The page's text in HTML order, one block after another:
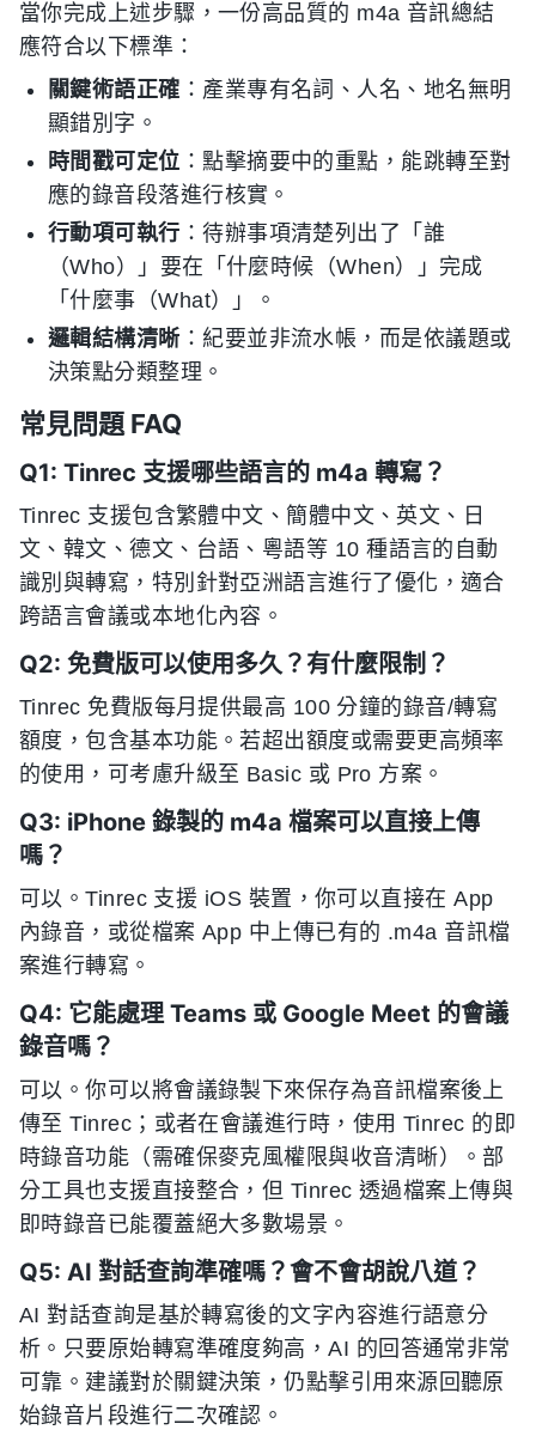
當你完成上述步驟，一份高品質的 m4a 音訊總結
應符合以下標準：
關鍵術語正確 ：產業專有名詞、人名、地名無明
顯錯別字。
時間戳可定位 ：點擊摘要中的重點，能跳轉至對
應的錄音段落進行核實。
行動項可執行 ：待辦事項清楚列出了「誰
（Who）」要在「什麼時候（When）」完成
「什麼事（What）」。
邏輯結構清晰 ：紀要並非流水帳，而是依議題或
決策點分類整理。
常見問題 FAQ
Q1: Tinrec 支援哪些語言的 m4a 轉寫？
Tinrec 支援包含繁體中文、簡體中文、英文、日
文、韓文、德文、台語、粵語等 10 種語言的自動
識別與轉寫，特別針對亞洲語言進行了優化，適合
跨語言會議或本地化內容。
Q2: 免費版可以使用多久？有什麼限制？
Tinrec 免費版每月提供最高 100 分鐘的錄音/轉寫
額度，包含基本功能。若超出額度或需要更高頻率
的使用，可考慮升級至 Basic 或 Pro 方案。
Q3: iPhone 錄製的 m4a 檔案可以直接上傳
嗎？
可以。Tinrec 支援 iOS 裝置，你可以直接在 App
內錄音，或從檔案 App 中上傳已有的 .m4a 音訊檔
案進行轉寫。
Q4: 它能處理 Teams 或 Google Meet 的會議
錄音嗎？
可以。你可以將會議錄製下來保存為音訊檔案後上
傳至 Tinrec；或者在會議進行時，使用 Tinrec 的即
時錄音功能（需確保麥克風權限與收音清晰）。部
分工具也支援直接整合，但 Tinrec 透過檔案上傳與
即時錄音已能覆蓋絕大多數場景。
Q5: AI 對話查詢準確嗎？會不會胡說八道？
AI 對話查詢是基於轉寫後的文字內容進行語意分
析。只要原始轉寫準確度夠高，AI 的回答通常非常
可靠。建議對於關鍵決策，仍點擊引用來源回聽原
始錄音片段進行二次確認。